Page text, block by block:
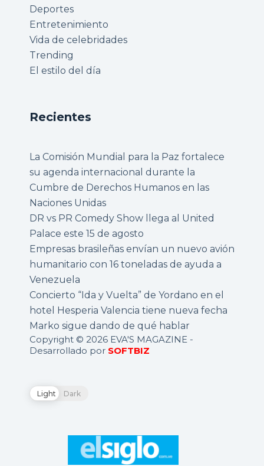
Deportes
Entretenimiento
Vida de celebridades
Trending
El estilo del día
Recientes
La Comisión Mundial para la Paz fortalece
su agenda internacional durante la
Cumbre de Derechos Humanos en las
Naciones Unidas
DR vs PR Comedy Show llega al United
Palace este 15 de agosto
Empresas brasileñas envían un nuevo avión
humanitario con 16 toneladas de ayuda a
Venezuela
Concierto “Ida y Vuelta” de Yordano en el
hotel Hesperia Valencia tiene nueva fecha
Marko sigue dando de qué hablar
Copyright © 2026 EVA'S MAGAZINE -
Desarrollado por SOFTBIZ
Light Dark